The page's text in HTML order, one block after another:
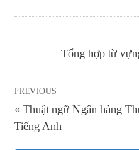
Tổng hợp từ
PREVIOUS
« Thuật ngữ Ngân hàng
Tiếng Anh